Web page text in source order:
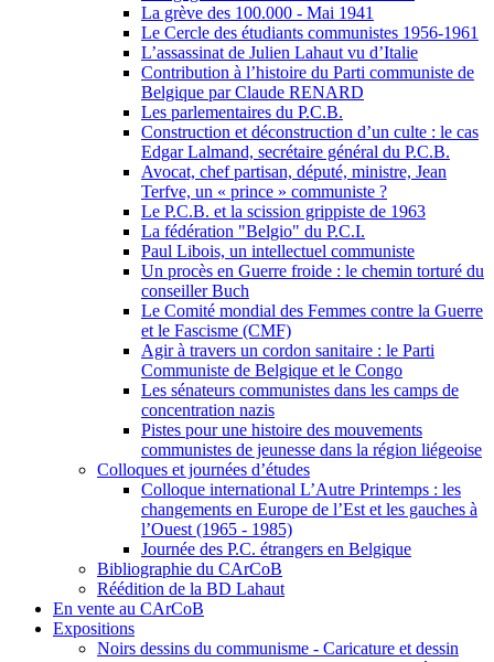
La grève des 100.000 - Mai 1941
Le Cercle des étudiants communistes 1956-1961
L’assassinat de Julien Lahaut vu d’Italie
Contribution à l’histoire du Parti communiste de
Belgique par Claude RENARD
Les parlementaires du P.C.B.
Construction et déconstruction d’un culte : le cas
Edgar Lalmand, secrétaire général du P.C.B.
Avocat, chef partisan, député, ministre, Jean
Terfve, un « prince » communiste ?
Le P.C.B. et la scission grippiste de 1963
La fédération "Belgio" du P.C.I.
Paul Libois, un intellectuel communiste
Un procès en Guerre froide : le chemin torturé du
conseiller Buch
Le Comité mondial des Femmes contre la Guerre
et le Fascisme (CMF)
Agir à travers un cordon sanitaire : le Parti
Communiste de Belgique et le Congo
Les sénateurs communistes dans les camps de
concentration nazis
Pistes pour une histoire des mouvements
communistes de jeunesse dans la région liégeoise
Colloques et journées d’études
Colloque international L’Autre Printemps : les
changements en Europe de l’Est et les gauches à
l’Ouest (1965 - 1985)
Journée des P.C. étrangers en Belgique
Bibliographie du CArCoB
Réédition de la BD Lahaut
En vente au CArCoB
Expositions
Noirs dessins du communisme - Caricature et dessin